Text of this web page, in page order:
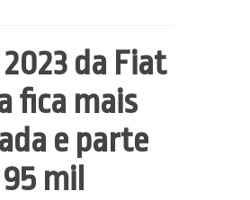
da Fiat
fica mais
e parte
mil